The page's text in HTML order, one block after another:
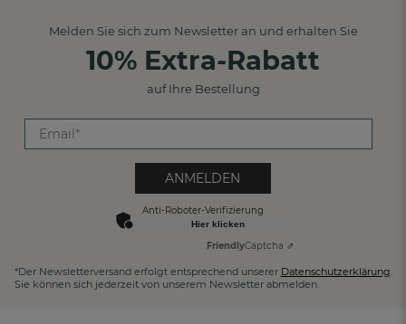
Melden Sie sich zum Newsletter an und erhalten Sie
10% Extra-Rabatt
auf Ihre Bestellung
ANMELDEN
Anti-Roboter-Verifizierung
Hier klicken
FriendlyCaptcha ⇗
*Der Newsletterversand erfolgt entsprechend unserer Datenschutzerklärung.
Sie können sich jederzeit von unserem Newsletter abmelden.